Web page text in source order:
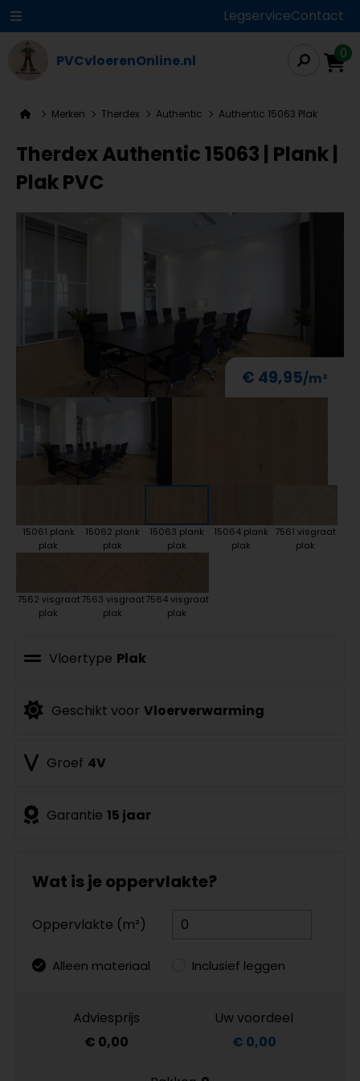
LegserviceContact
PVCvloerenOnline.nl 0
Merken Therdex Authentic Authentic 15063 Plak
Therdex Authentic 15063 | Plank |
Plak PVC
€ 49,95
15061 plank
plak
15062 plank
plak
15063 plank
plak
15064 plank
plak
7561 visgraat
plak
7562 visgraat
plak
7563 visgraat
plak
7564 visgraat
plak
Vloertype Plak
Geschikt voor Vloerverwarming
Groef 4V
Garantie 15 jaar
Wat is je oppervlakte?
Oppervlakte (m²)
Alleen materiaal Inclusief leggen
Adviesprijs
€ 0,00
Uw voordeel
€ 0,00